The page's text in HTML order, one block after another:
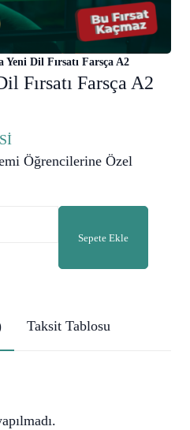
Yeni Dil Fırsatı Farsça A2
Fırsatı Farsça A2
Öğrencilerine Özel
Sepete Ekle
Taksit Tablosu